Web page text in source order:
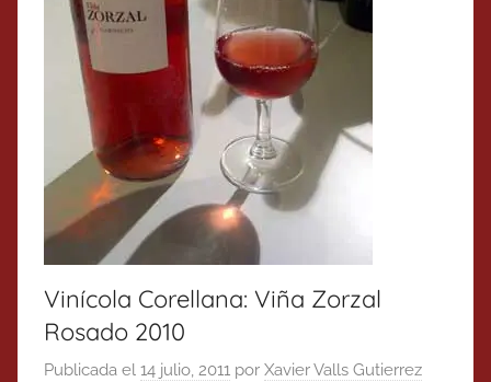
Vinícola Corellana: Viña Zorzal
Rosado 2010
Publicada el 14 julio, 2011 por Xavier Valls Gutierrez